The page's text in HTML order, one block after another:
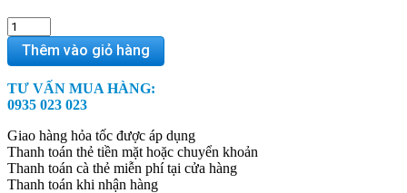
Canon
EOS
R50
quantity
Thêm vào giỏ hàng
TƯ VẤN MUA HÀNG:
0935 023 023
Giao hàng hỏa tốc được áp dụng
Thanh toán thẻ tiền mặt hoặc chuyển khoản
Thanh toán cà thẻ miễn phí tại cửa hàng
Thanh toán khi nhận hàng